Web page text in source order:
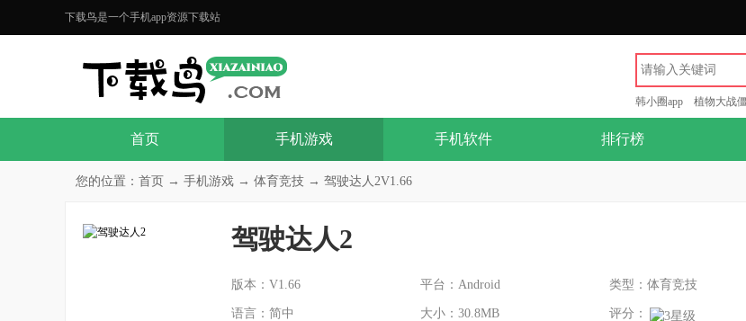
下载鸟是一个手机app资源下载站
韩小圈app 植物大战
首页 手机游戏 手机软件 排行榜
您的位置： 首页 → 手机游戏 → 体育竞技 → 驾驶达人2V1.66
驾驶达人2
版本：V1.66 平台：Android 类型：体育竞技
语言：简中 大小：30.8MB 评分：